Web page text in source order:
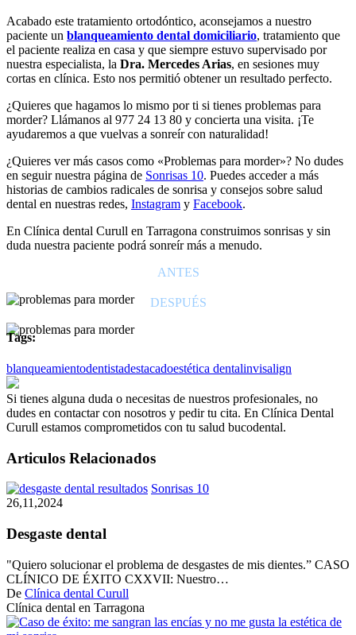
Acabado este tratamiento ortodóntico, aconsejamos a nuestro
paciente un blanqueamiento dental domiciliario, tratamiento que
el paciente realiza en casa y que siempre estuvo supervisado por
nuestra especialista, la Dra. Mercedes Arias, en sesiones muy
cortas en clínica. Esto nos permitió obtener un resultado perfecto.
¿Quieres que hagamos lo mismo por ti si tienes problemas para
morder? Llámanos al 977 24 13 80 y concierta una visita. ¡Te
ayudaremos a que vuelvas a sonreír con naturalidad!
¿Quieres ver más casos como «Problemas para morder»? No dudes
en seguir nuestra página de Sonrisas 10. Puedes acceder a más
historias de cambios radicales de sonrisa y consejos sobre salud
dental en nuestras redes, Instagram y Facebook.
En Clínica dental Curull en Tarragona construimos sonrisas y sin
duda nuestra paciente podrá sonreír más a menudo.
ANTES
DESPUÉS
Tags:
blanqueamientodentistadestacadoestética dentalinvisalign
Si tienes alguna duda o necesitas de nuestros profesionales, no
dudes en contactar con nosotros y pedir tu cita. En Clínica Dental
Curull estamos comprometidos con tu salud bucodental.
Articulos Relacionados
Sonrisas 10Desgaste
26,11,2024
Desgaste dental
"Quiero solucionar el problema de desgastes de mis dientes.” CASO
CLÍNICO DE ÉXITO CXXVII: Nuestro…
De Clínica dental Curull
Clínica dental en Tarragona